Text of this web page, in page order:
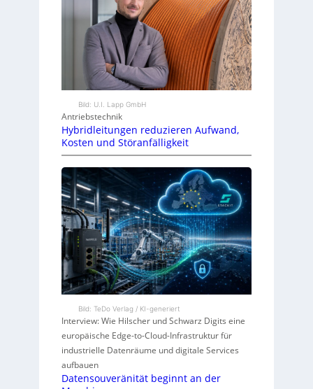
Bild: U.I. Lapp GmbH
Antriebstechnik
Hybridleitungen reduzieren Aufwand,
Kosten und Störanfälligkeit
Bild: TeDo Verlag / KI-generiert
Interview: Wie Hilscher und Schwarz Digits eine
europäische Edge-to-Cloud-Infrastruktur für
industrielle Datenräume und digitale Services
aufbauen
Datensouveränität beginnt an der